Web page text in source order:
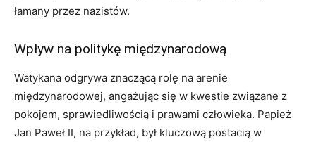
łamany przez nazistów.
Wpływ na politykę międzynarodową
Watykana odgrywa znaczącą rolę na arenie
międzynarodowej, angażując się w kwestie związane z
pokojem, sprawiedliwością i prawami człowieka. Papież
Jan Paweł II, na przykład, był kluczową postacią w